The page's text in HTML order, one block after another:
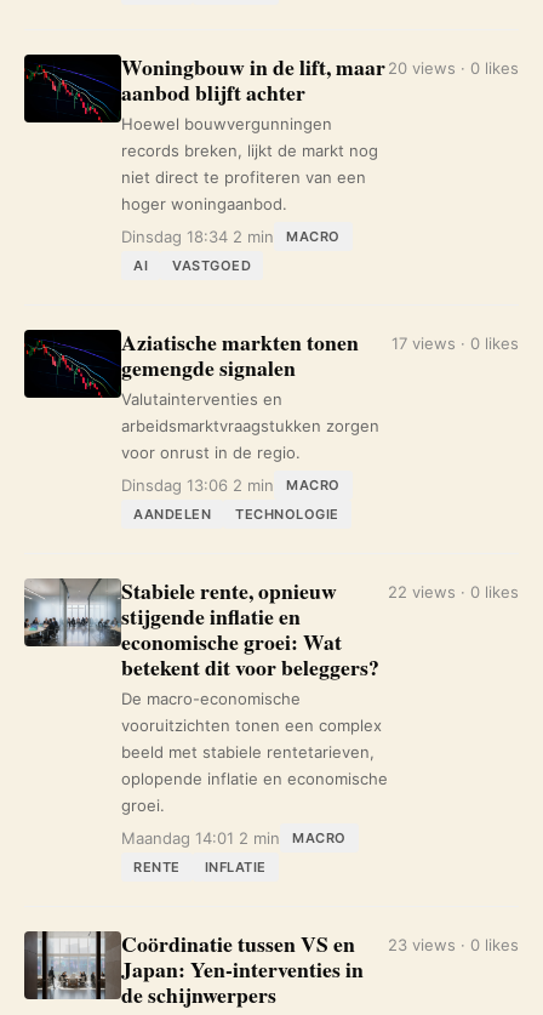
Woningbouw in de lift, maar
aanbod blijft achter
Hoewel bouwvergunningen
records breken, lijkt de markt nog
niet direct te profiteren van een
hoger woningaanbod.
Dinsdag 18:34 2 min
MACRO
AI
VASTGOED
20 views · 0 likes
Aziatische markten tonen
gemengde signalen
Valutainterventies en
arbeidsmarktvraagstukken zorgen
voor onrust in de regio.
Dinsdag 13:06 2 min
MACRO
AANDELEN
TECHNOLOGIE
17 views · 0 likes
Stabiele rente, opnieuw
stijgende inflatie en
economische groei: Wat
betekent dit voor beleggers?
De macro-economische
vooruitzichten tonen een complex
beeld met stabiele rentetarieven,
oplopende inflatie en economische
groei.
Maandag 14:01 2 min
MACRO
RENTE
INFLATIE
22 views · 0 likes
Coördinatie tussen VS en
Japan: Yen-interventies in
de schijnwerpers
23 views · 0 likes